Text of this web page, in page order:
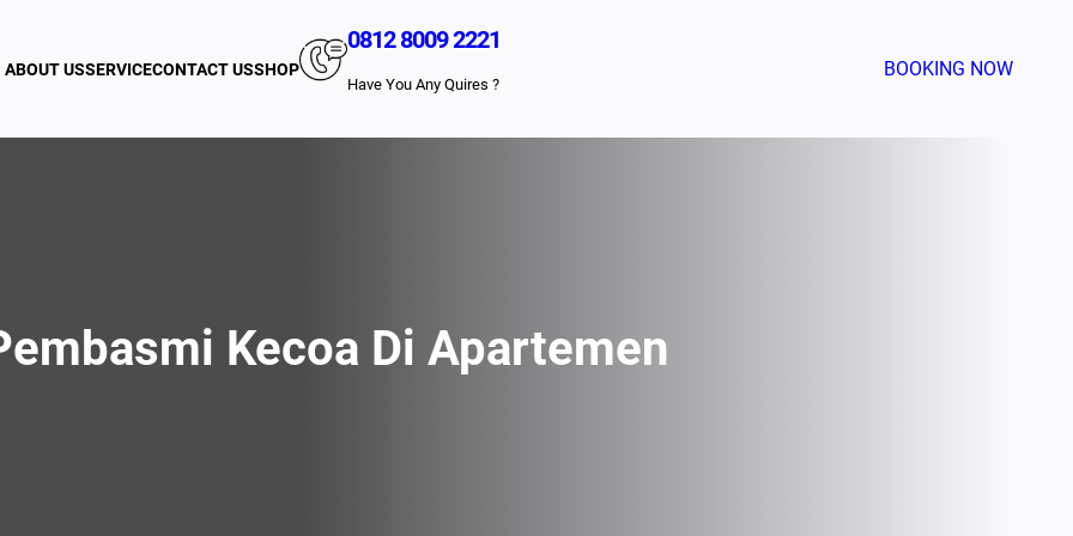
ABOUT USSERVICECONTACT USSHOP
0812 8009 2221
Have You Any Quires ?
BOOKING NOW
Kecoa Di Apartemen